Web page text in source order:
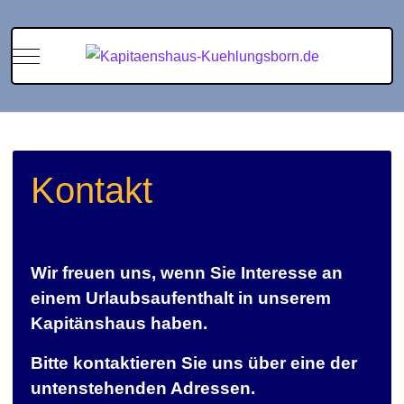
Mobile Menu Toggle
Kontakt
Wir freuen uns, wenn Sie Interesse an
einem Urlaubsaufenthalt in unserem
Kapitänshaus haben.
Bitte kontaktieren Sie uns über eine der
untenstehenden Adressen.